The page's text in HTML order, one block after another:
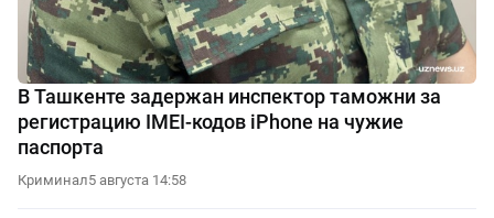
В Ташкенте задержан инспектор таможни за
регистрацию IMEI-кодов iPhone на чужие
паспорта
Криминал5 августа 14:58